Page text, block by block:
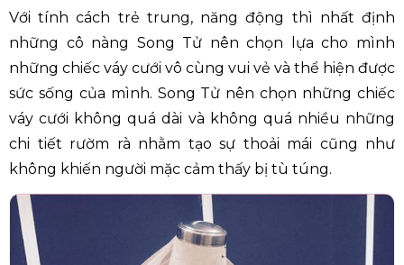
Với tính cách trẻ trung, năng động thì nhất định
những cô nàng Song Tử nên chọn lựa cho mình
những chiếc váy cưới vô cùng vui vẻ và thể hiện được
sức sống của mình. Song Tử nên chọn những chiếc
váy cưới không quá dài và không quá nhiều những
chi tiết rườm rà nhằm tạo sự thoải mái cũng như
không khiến người mặc cảm thấy bị tù túng.